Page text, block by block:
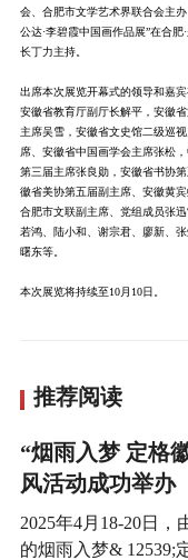
会、合肥市文学艺术界联合会主
公达·李碧霞中国画作品展”在合
长丁力主持。
出席本次展览开幕式的领导和嘉
安徽省教育厅副厅长解平，安徽
主席吴雪，安徽省文史馆二级巡
席、安徽省中国画学会主席张松
第三届主席张良勋，安徽省书协
徽省美协第五届副主席、安徽黄
合肥市文联副主席、党组成员张
若鸿、陆小和、谢宗君、廖新、
曙东等。
本次展览将持续至10月10日。
推荐阅读
“烟雨入梦 定格
风活动成功举办
2025年4月18-20日
的烟雨入梦& 12539;